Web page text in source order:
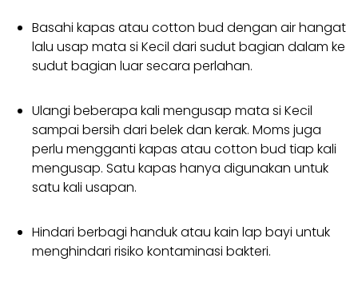
Basahi kapas atau cotton bud dengan air hangat
lalu usap mata si Kecil dari sudut bagian dalam ke
sudut bagian luar secara perlahan.
Ulangi beberapa kali mengusap mata si Kecil
sampai bersih dari belek dan kerak. Moms juga
perlu mengganti kapas atau cotton bud tiap kali
mengusap. Satu kapas hanya digunakan untuk
satu kali usapan.
Hindari berbagi handuk atau kain lap bayi untuk
menghindari risiko kontaminasi bakteri.